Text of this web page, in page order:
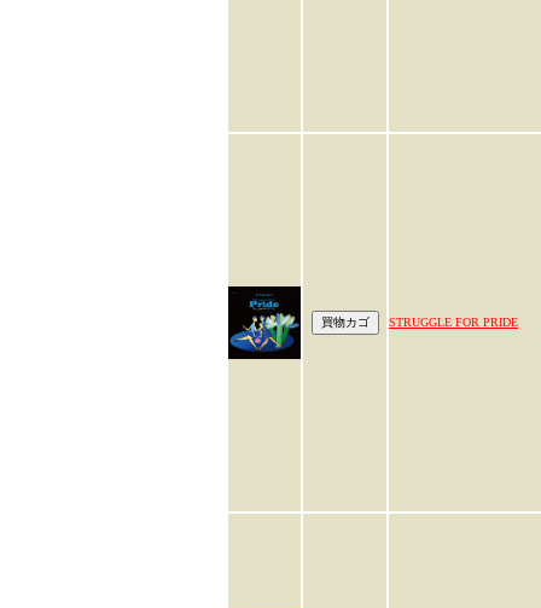
STRUGGLE FOR PRIDE